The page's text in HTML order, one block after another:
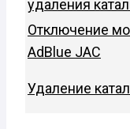
удаления
Отключение
AdBlue JAC
Удаление